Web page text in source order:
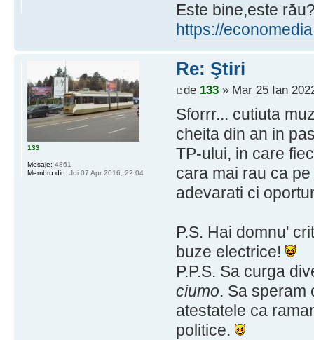
Este bine,este
https://
Re: Ştiri
de 133» Mar 25 Ian
Sforrr... cutiuta
cheita din an in
TP-ului, in care
cara mai rau ca
adevarati ci
P.S. Hai domnu'
buze electrice!
P.P.S. Sa curga
ciumo. Sa speram
atestatele ca
politice.
133
Mesaje: 4861
Membru din: Joi 07 Apr 2016, 22:04